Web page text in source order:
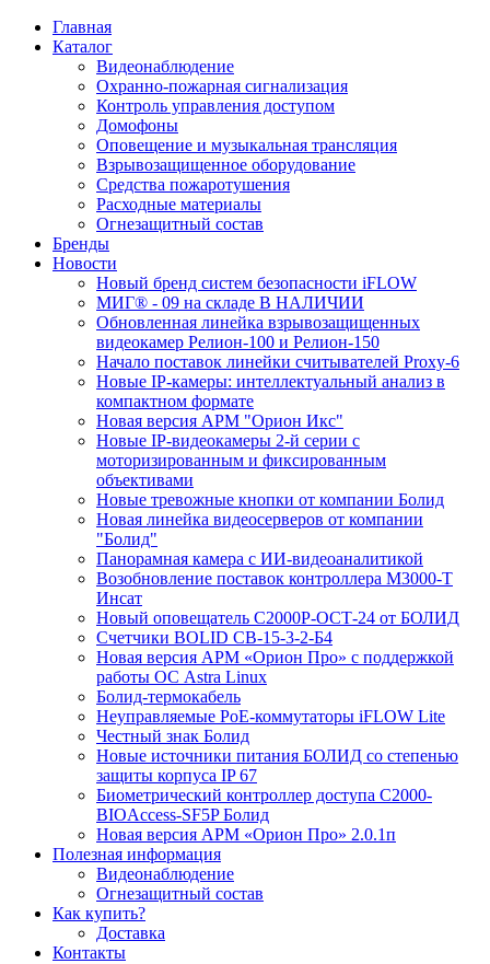
Главная
Каталог
Видеонаблюдение
Охранно-пожарная сигнализация
Контроль управления доступом
Домофоны
Оповещение и музыкальная трансляция
Взрывозащищенное оборудование
Средства пожаротушения
Расходные материалы
Огнезащитный состав
Бренды
Новости
Новый бренд систем безопасности iFLOW
МИГ® - 09 на складе В НАЛИЧИИ
Обновленная линейка взрывозащищенных
видеокамер Релион-100 и Релион-150
Начало поставок линейки считывателей Proxy-6
Новые IP-камеры: интеллектуальный анализ в
компактном формате
Новая версия АРМ "Орион Икс"
Новые IP-видеокамеры 2-й серии с
моторизированным и фиксированным
объективами
Новые тревожные кнопки от компании Болид
Новая линейка видеосерверов от компании
"Болид"
Панорамная камера с ИИ-видеоаналитикой
Возобновление поставок контроллера М3000-Т
Инсат
Новый оповещатель С2000Р-ОСТ-24 от БОЛИД
Счетчики BOLID СВ-15-3-2-Б4
Новая версия АРМ «Орион Про» с поддержкой
работы ОС Astra Linux
Болид-термокабель
Неуправляемые PoE-коммутаторы iFLOW Lite
Честный знак Болид
Новые источники питания БОЛИД со степенью
защиты корпуса IP 67
Биометрический контроллер доступа С2000-
BIOAccess-SF5P Болид
Новая версия АРМ «Орион Про» 2.0.1п
Полезная информация
Видеонаблюдение
Огнезащитный состав
Как купить?
Доставка
Контакты